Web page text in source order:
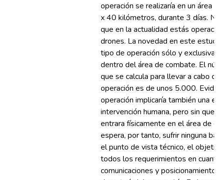
operación se realizaría en un área
x 40 kilómetros, durante 3 días.
que en la actualidad estás
drones. La novedad en este
tipo de operación sólo y
dentro del área de combate. El
que se calcula para llevar a cabo
operación es de unos 5.000.
operación implicaría también una
intervención humana, pero sin que
entrara físicamente en el área de
espera, por tanto, sufrir ninguna
el punto de vista técnico, el
todos los requerimientos en
comunicaciones y posicionamiento